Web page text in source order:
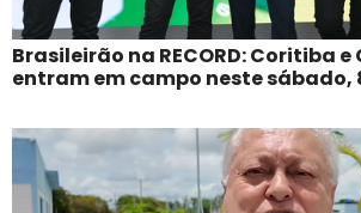
Brasileirão na RECORD: Coritiba
entram em campo neste sábado,